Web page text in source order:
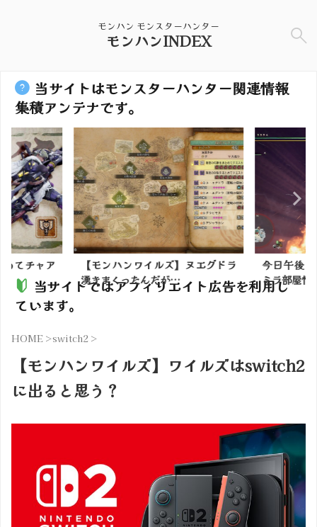
モンハン モンスターハンター
モンハンINDEX
当サイトはモンスターハンター関連情報
集積アンテナです。
てチャア
【モンハンワイルズ】ヌエグドラ
湧きまくったんだが…
今日午後
ミラ部屋
当サイトではアフィリエイト広告を利用し
ています。
HOME >switch2 >
【モンハンワイルズ】ワイルズはswitch2
に出ると思う？